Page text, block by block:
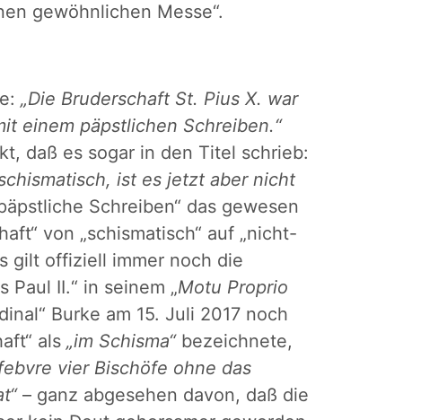
gewöhnlichen Messe“.
„Die Bruderschaft St. Pius X. war
einem päpstlichen Schreiben.“
daß es sogar in den Titel schrieb:
ist es jetzt aber nicht
Schreiben“ das gewesen
von „schismatisch“ auf „nicht-
gilt offiziell immer noch die
Paul II.“ in seinem „Motu Proprio
Burke am 15. Juli 2017 noch
als „im Schisma“bezeichnete,
vier Bischöfe ohne das
– ganz abgesehen davon, daß die